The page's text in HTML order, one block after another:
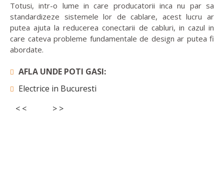
Totusi, intr-o lume in care producatorii inca nu par sa
standardizeze sistemele lor de cablare, acest lucru ar
putea ajuta la reducerea conectarii de cabluri, in cazul in
care cateva probleme fundamentale de design ar putea fi
abordate.
AFLA UNDE POTI GASI:
Electrice in Bucuresti
< <
> >